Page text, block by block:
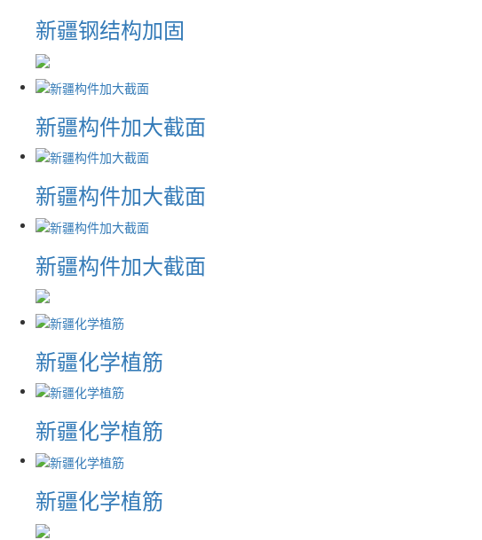
新疆钢结构加固
新疆构件加大截面
新疆构件加大截面
新疆构件加大截面
新疆化学植筋
新疆化学植筋
新疆化学植筋